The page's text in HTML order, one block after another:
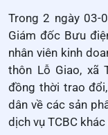
Trong 2 ngày 03-
Giám đốc Bưu
nhân viên kinh
thôn Lỗ Giao, xã
đồng thời trao
dân về các sản
dịch vụ TCBC